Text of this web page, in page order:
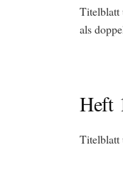
Titelblatt
als
Heft
Titelblatt